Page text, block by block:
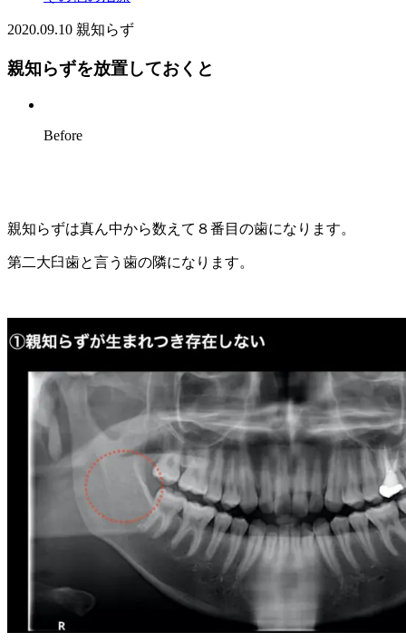
2020.09.10 親知らず
親知らずを放置しておくと
Before
親知らずは真ん中から数えて８番目の歯になります。
第二大臼歯と言う歯の隣になります。